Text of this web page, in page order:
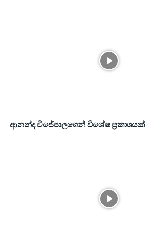
ආනන්ද විජේපාලගෙන් විශේෂ ප්‍රකාශයක්